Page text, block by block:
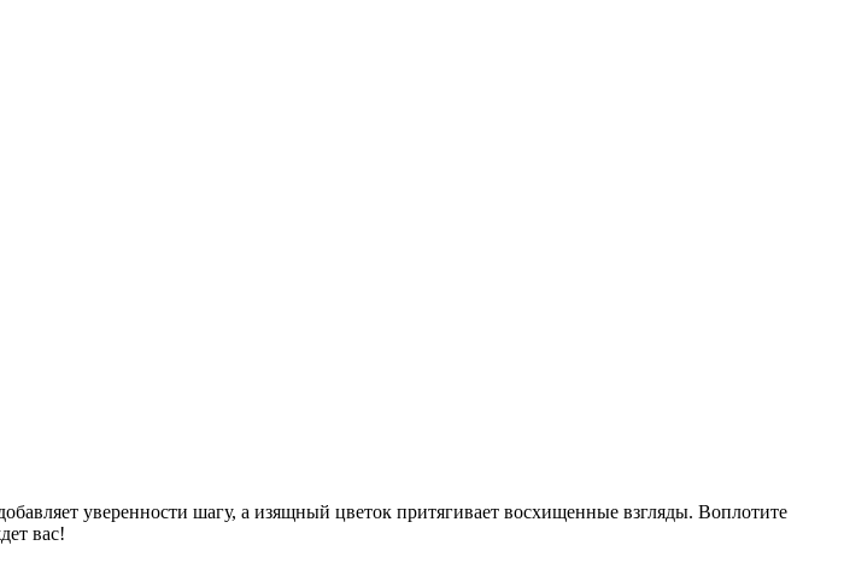
уверенности шагу, а изящный цветок притягивает восхищенные взгляды. Воплотите
вас!